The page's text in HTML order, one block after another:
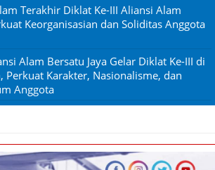
Terakhir Diklat Ke-III Aliansi Alam
Keorganisasian dan Soliditas Anggota
Alam Bersatu Jaya Gelar Diklat Ke-III di
Perkuat Karakter, Nasionalisme, dan
Anggota